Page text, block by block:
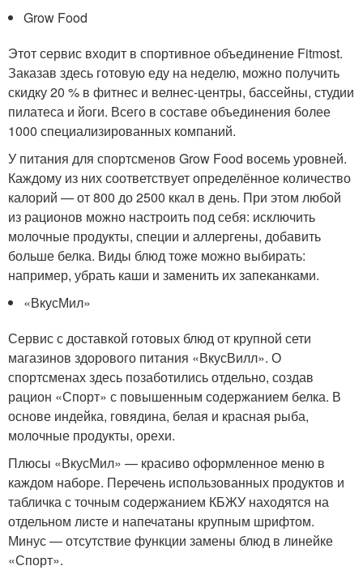
Grow Food
Этот сервис входит в спортивное объединение Fitmost.
Заказав здесь готовую еду на неделю, можно получить
скидку 20 % в фитнес и велнес-центры, бассейны, студии
пилатеса и йоги. Всего в составе объединения более
1000 специализированных компаний.
У питания для спортсменов Grow Food восемь уровней.
Каждому из них соответствует определённое количество
калорий — от 800 до 2500 ккал в день. При этом любой
из рационов можно настроить под себя: исключить
молочные продукты, специи и аллергены, добавить
больше белка. Виды блюд тоже можно выбирать:
например, убрать каши и заменить их запеканками.
«ВкусМил»
Сервис с доставкой готовых блюд от крупной сети
магазинов здорового питания «ВкусВилл». О
спортсменах здесь позаботились отдельно, создав
рацион «Спорт» с повышенным содержанием белка. В
основе индейка, говядина, белая и красная рыба,
молочные продукты, орехи.
Плюсы «ВкусМил» — красиво оформленное меню в
каждом наборе. Перечень использованных продуктов и
табличка с точным содержанием КБЖУ находятся на
отдельном листе и напечатаны крупным шрифтом.
Минус — отсутствие функции замены блюд в линейке
«Спорт».